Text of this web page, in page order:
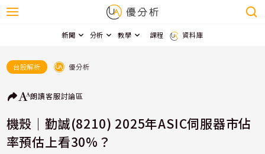
新聞 分析 教學 課程 資料庫
台股解析 優分析
朗讀客服討論區
機殼｜勤誠(8210) 2025年ASIC伺服器市佔
率預估上看30%？